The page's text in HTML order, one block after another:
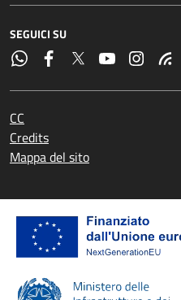
SEGUICI SU
CC
Credits
Mappa del sito